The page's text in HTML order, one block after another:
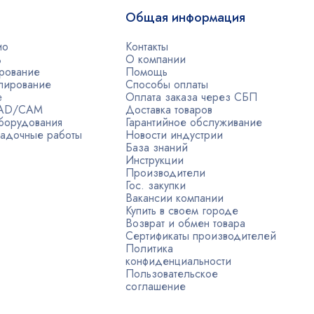
CAM
работы
Общая информация
Контакты
О компании
Помощь
Способы оплаты
Оплата заказа через СБП
Доставка товаров
Гарантийное обслуживание
Новости индустрии
База знаний
Инструкции
Производители
Гос. закупки
Вакансии компании
Купить в своем городе
Возврат и обмен товара
Сертификаты производителей
Политика
конфиденциальности
Пользовательское
соглашение